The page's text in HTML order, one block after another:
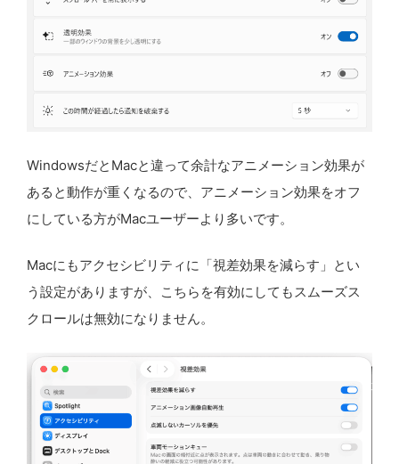
WindowsだとMacと違って余計なアニメーション効果が
あると動作が重くなるので、アニメーション効果をオフ
にしている方がMacユーザーより多いです。
Macにもアクセシビリティに「視差効果を減らす」とい
う設定がありますが、こちらを有効にしてもスムーズス
クロールは無効になりません。